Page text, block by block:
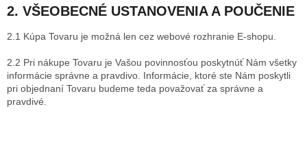
2. VŠEOBECNÉ USTANOVENIA A POUČENIE
2.1 Kúpa Tovaru je možná len cez webové rozhranie E-shopu.
2.2 Pri nákupe Tovaru je Vašou povinnosťou poskytnúť Nám všetky
informácie správne a pravdivo. Informácie, ktoré ste Nám poskytli
pri objednaní Tovaru budeme teda považovať za správne a
pravdivé.